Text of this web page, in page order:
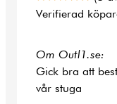
Verifierad
Om Outl1.se:
Gick bra att
vår stuga